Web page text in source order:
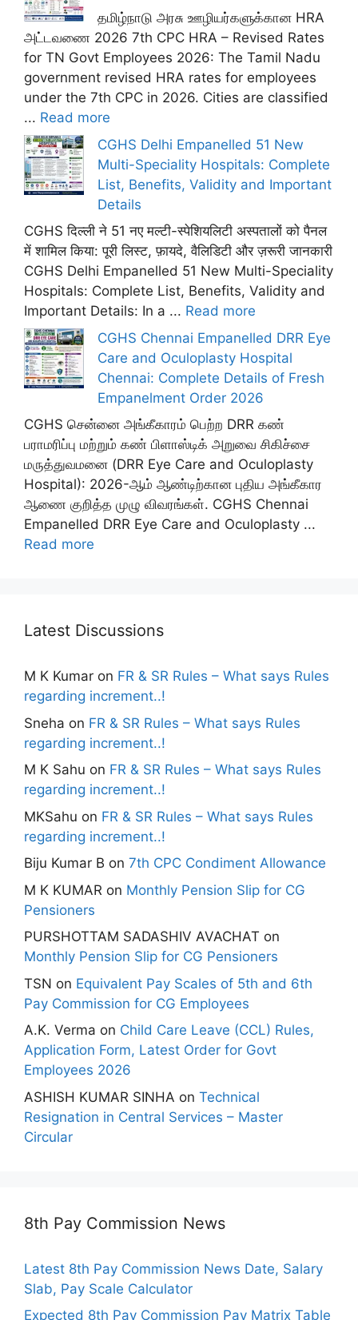
தமிழ்நாடு அரசு ஊழியர்களுக்கான HRA
அட்டவணை 2026 7th CPC HRA – Revised Rates
for TN Govt Employees 2026: The Tamil Nadu
government revised HRA rates for employees
under the 7th CPC in 2026. Cities are classified
... Read more
CGHS Delhi Empanelled 51 New
Multi-Speciality Hospitals: Complete
List, Benefits, Validity and Important
Details
CGHS दिल्ली ने 51 नए मल्टी-स्पेशियलिटी अस्पतालों को पैनल
में शामिल किया: पूरी लिस्ट, फ़ायदे, वैलिडिटी और ज़रूरी जानकारी
CGHS Delhi Empanelled 51 New Multi-Speciality
Hospitals: Complete List, Benefits, Validity and
Important Details: In a ... Read more
CGHS Chennai Empanelled DRR Eye
Care and Oculoplasty Hospital
Chennai: Complete Details of Fresh
Empanelment Order 2026
CGHS சென்னை அங்கீகாரம் பெற்ற DRR கண்
பராமரிப்பு மற்றும் கண் பிளாஸ்டிக் அறுவை சிகிச்சை
மருத்துவமனை (DRR Eye Care and Oculoplasty
Hospital): 2026-ஆம் ஆண்டிற்கான புதிய அங்கீகார
ஆணை குறித்த முழு விவரங்கள். CGHS Chennai
Empanelled DRR Eye Care and Oculoplasty ...
Read more
Latest Discussions
M K Kumar on FR & SR Rules – What says Rules
regarding increment..!
Sneha on FR & SR Rules – What says Rules
regarding increment..!
M K Sahu on FR & SR Rules – What says Rules
regarding increment..!
MKSahu on FR & SR Rules – What says Rules
regarding increment..!
Biju Kumar B on 7th CPC Condiment Allowance
M K KUMAR on Monthly Pension Slip for CG
Pensioners
PURSHOTTAM SADASHIV AVACHAT on
Monthly Pension Slip for CG Pensioners
TSN on Equivalent Pay Scales of 5th and 6th
Pay Commission for CG Employees
A.K. Verma on Child Care Leave (CCL) Rules,
Application Form, Latest Order for Govt
Employees 2026
ASHISH KUMAR SINHA on Technical
Resignation in Central Services – Master
Circular
8th Pay Commission News
Latest 8th Pay Commission News Date, Salary
Slab, Pay Scale Calculator
Expected 8th Pay Commission Pay Matrix Table